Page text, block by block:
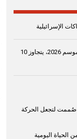
الإسرائيلية
إنتاج القمح في مصر خلال موسم 2026، يتجاوز 10
لتجعل الحركة
الحياة اليومية